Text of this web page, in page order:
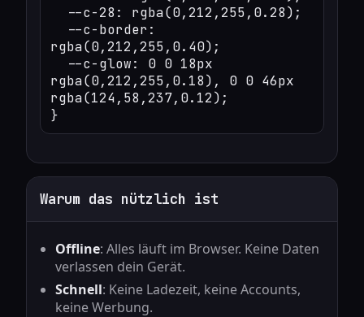
rgba(0,212,255,0.40);
rgba(0,212,255,0.18), 0 0 46px
rgba(124,58,237,0.12);
Warum das nützlich ist
Offline: Alles läuft im Browser. Keine Daten
verlassen dein Gerät.
Schnell: Keine Ladezeit, keine Accounts,
keine Werbung.